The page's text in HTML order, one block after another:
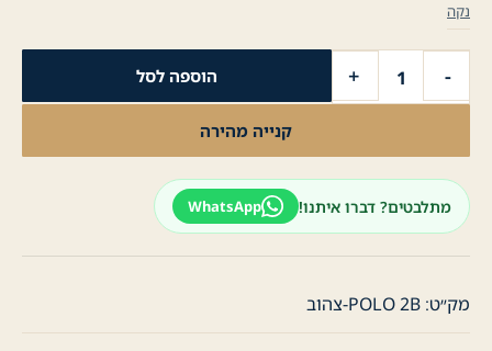
נקה
-
של
פרימיום
צהוב
+ הוספה לסל
קנייה מהירה
מתלבטים? דברו איתנו! WhatsApp
מק״ט: POLO 2B-צהוב